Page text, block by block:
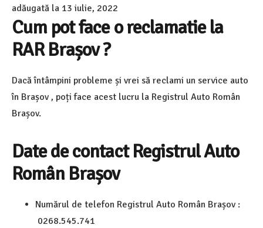
adăugată la 13 iulie, 2022
Cum pot face o reclamatie la
RAR Brașov ?
Dacă întâmpini probleme și vrei să reclami un service auto
în Brașov , poți face acest lucru la Registrul Auto Român
Brașov.
Date de contact Registrul Auto
Român Brașov
Numărul de telefon Registrul Auto Român Brașov :
0268.545.741